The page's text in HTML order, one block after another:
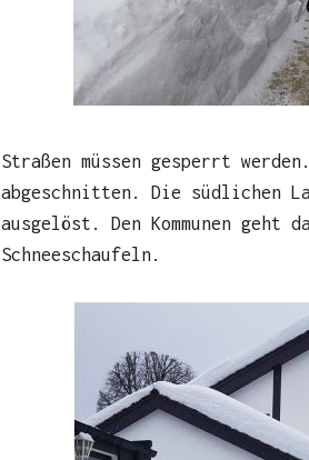
Straßen müssen gesperrt
abgeschnitten. Die südlichen
ausgelöst. Den Kommunen
Schneeschaufeln.